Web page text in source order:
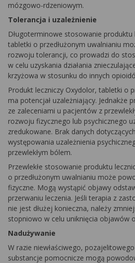
mózgowo-rdzeniowym.
Tolerancja i uzależnienie
Długoterminowe stosowanie
tabletki o przedłużonym uwalnianiu
rozwoju tolerancji, co prowadzi do
w celu uzyskania działania
krzyżowa w stosunku do innych
Produkt leczniczy Oxydolor, tabletki o
ma potencjał uzależniający. Jednakże
ze zaleceniami u pacjentów z
rozwoju fizycznego lub psychicznego
zredukowane. Brak danych
występowania uzależnienia
przewlekłym bólem.
Przewlekłe stosowanie produktu
o przedłużonym uwalnianiu może
fizyczne. Mogą wystąpić objawy
przerwaniu leczenia. Jeśli terapia z
nie jest dłużej konieczna, należy
stopniowo w celu uniknięcia objawów
Nadużywanie
W razie niewłaściwego,
substancje pomocnicze mogą